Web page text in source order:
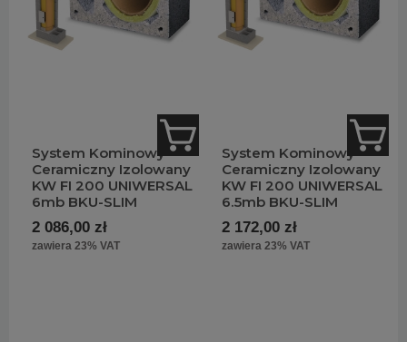
System Kominowy
Ceramiczny Izolowany
KW FI 200 UNIWERSAL
6mb BKU-SLIM
2 086,00 zł
zawiera 23% VAT
System Kominowy
Ceramiczny Izolowany
KW FI 200 UNIWERSAL
6.5mb BKU-SLIM
2 172,00 zł
zawiera 23% VAT